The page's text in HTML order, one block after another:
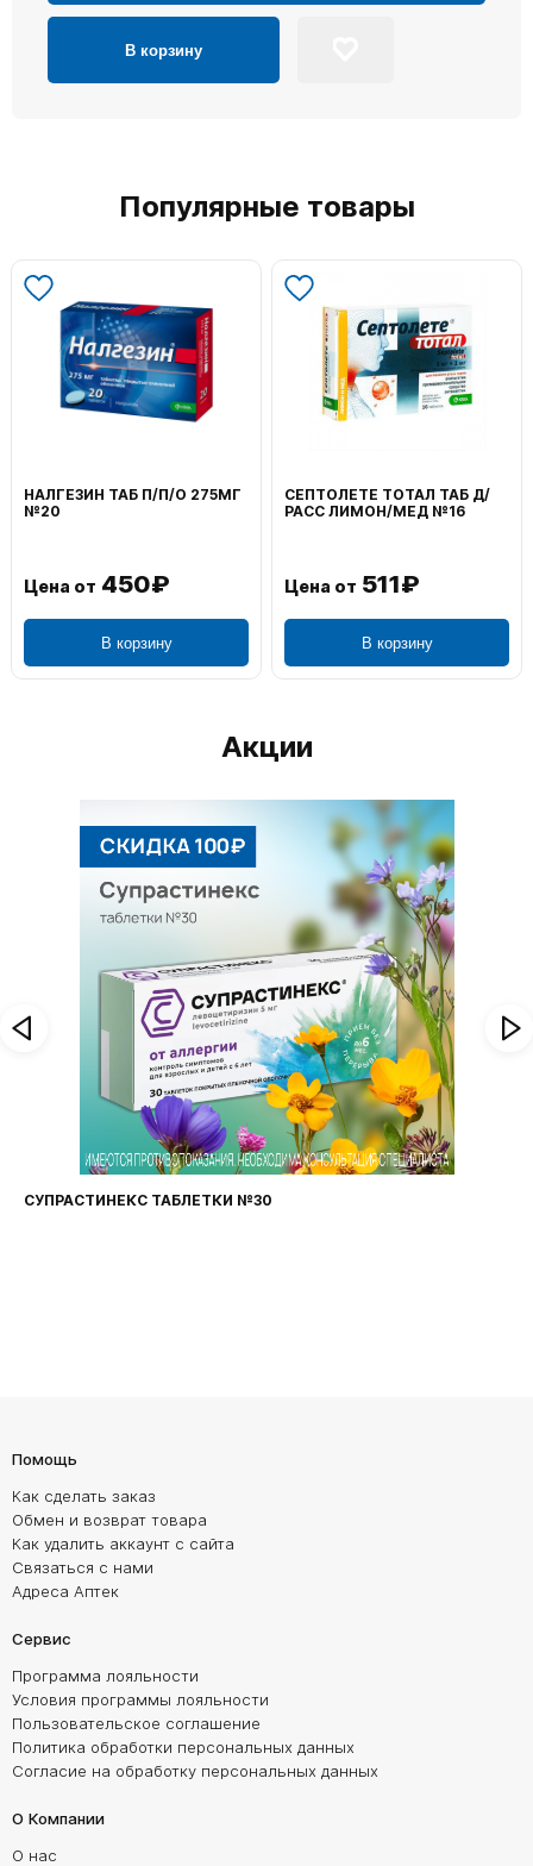
В корзину
Популярные товары
НАЛГЕЗИН ТАБ П/П/О 275МГ
№20
Цена от 450₽
В корзину
СЕПТОЛЕТЕ ТОТАЛ ТАБ Д/
РАСС ЛИМОН/МЕД №16
Цена от 511₽
В корзину
Акции
СУПРАСТИНЕКС ТАБЛЕТКИ №30
Помощь
Как сделать заказ
Обмен и возврат товара
Как удалить аккаунт с сайта
Связаться с нами
Адреса Аптек
Сервис
Программа лояльности
Условия программы лояльности
Пользовательское соглашение
Политика обработки персональных данных
Согласие на обработку персональных данных
О Компании
О нас